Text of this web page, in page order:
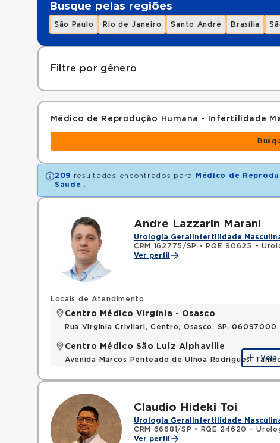
Busque pelas regiões
São Paulo Rio de Janeiro Santo André Brasília
Filtre por gênero
Médico de Reprodução Humana - Infertilidade
209 resultados encontrados para Médico de
Saude
Andre Lazzarin Marani
Urologia Geral Infertilidade
CRM 162775/SP
• RQE 90625 -
Ver perfil
Locais de Atendimento
Centro Médico Virgínia - Osasco
Rua Virginia Crivilari, Centro, Osasco, SP, 06097000
Centro Médico São Luiz Alphaville
Avenida Marcos Penteado de Ulhoa Rodrigues, Veja
Claudio Hideki Toi
Urologia Geral Infertilidade
CRM 66681/SP • RQE 24620 -
Ver perfil